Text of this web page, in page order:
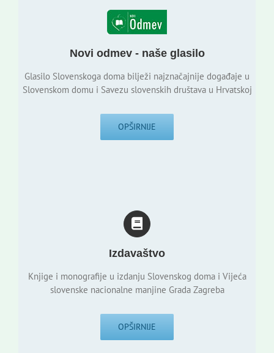
Novi odmev - naše glasilo
Glasilo Slovenskoga doma bilježi najznačajnije događaje u
Slovenskom domu i Savezu slovenskih društava u Hrvatskoj
OPŠIRNIJE
Izdavaštvo
Knjige i monografije u izdanju Slovenskog doma i Vijeća
slovenske nacionalne manjine Grada Zagreba
OPŠIRNIJE